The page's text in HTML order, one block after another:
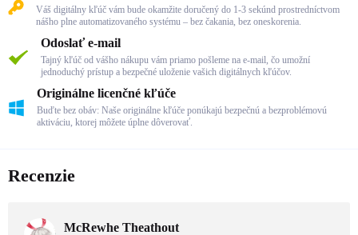
Váš digitálny kľúč vám bude okamžite doručený do 1-3 sekúnd prostredníctvom
nášho plne automatizovaného systému – bez čakania, bez oneskorenia.
Odoslať e-mail
Tajný kľúč od vášho nákupu vám priamo pošleme na e-mail, čo umožní
jednoduchý prístup a bezpečné uloženie vašich digitálnych kľúčov.
Originálne licenčné kľúče
Buďte bez obáv: Naše originálne kľúče ponúkajú bezpečnú a bezproblémovú
aktiváciu, ktorej môžete úplne dôverovať.
Recenzie
McRewhe Theathout